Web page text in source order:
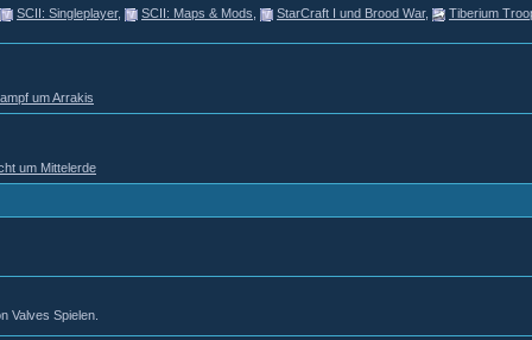
SCII: Singleplayer, SCII: Maps & Mods StarCraft I und Brood War, Tiberium
um Arrakis
um Mittelerde
Valves Spielen.